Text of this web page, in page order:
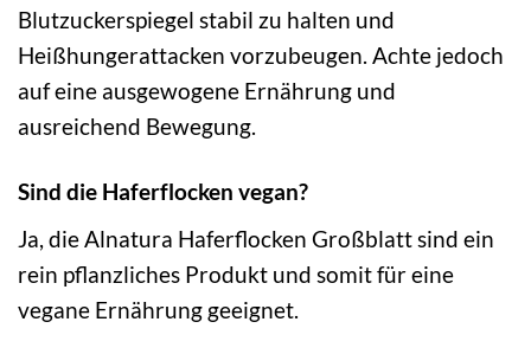
Blutzuckerspiegel stabil zu halten und
Heißhungerattacken vorzubeugen. Achte jedoch
auf eine ausgewogene Ernährung und
ausreichend Bewegung.
Sind die Haferflocken vegan?
Ja, die Alnatura Haferflocken Großblatt sind ein
rein pflanzliches Produkt und somit für eine
vegane Ernährung geeignet.